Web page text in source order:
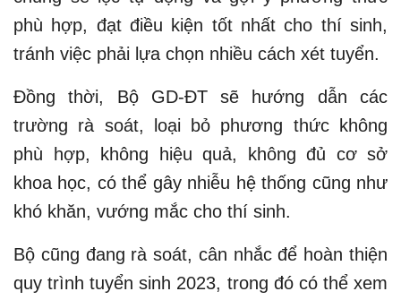
phù hợp, đạt điều kiện tốt nhất cho thí sinh,
tránh việc phải lựa chọn nhiều cách xét tuyển.
Đồng thời, Bộ GD-ĐT sẽ hướng dẫn các
trường rà soát, loại bỏ phương thức không
phù hợp, không hiệu quả, không đủ cơ sở
khoa học, có thể gây nhiễu hệ thống cũng như
khó khăn, vướng mắc cho thí sinh.
Bộ cũng đang rà soát, cân nhắc để hoàn thiện
quy trình tuyển sinh 2023, trong đó có thể xem